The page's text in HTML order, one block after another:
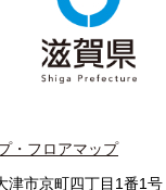
・フロアマップ
津市京町四丁目1番1号